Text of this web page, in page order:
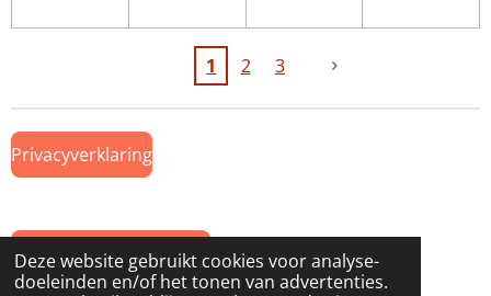
Deze website gebruikt cookies voor analyse-
doeleinden en/of het tonen van advertenties.
1 2 3
Privacyverklaring
Algemene Voorwaarden
© 2019 Onderdeel vanwww.GTWiekens.nl